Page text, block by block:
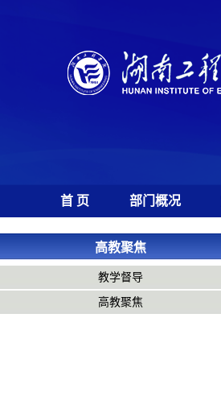
首 页 部门概况
高教聚焦
教学督导
高教聚焦